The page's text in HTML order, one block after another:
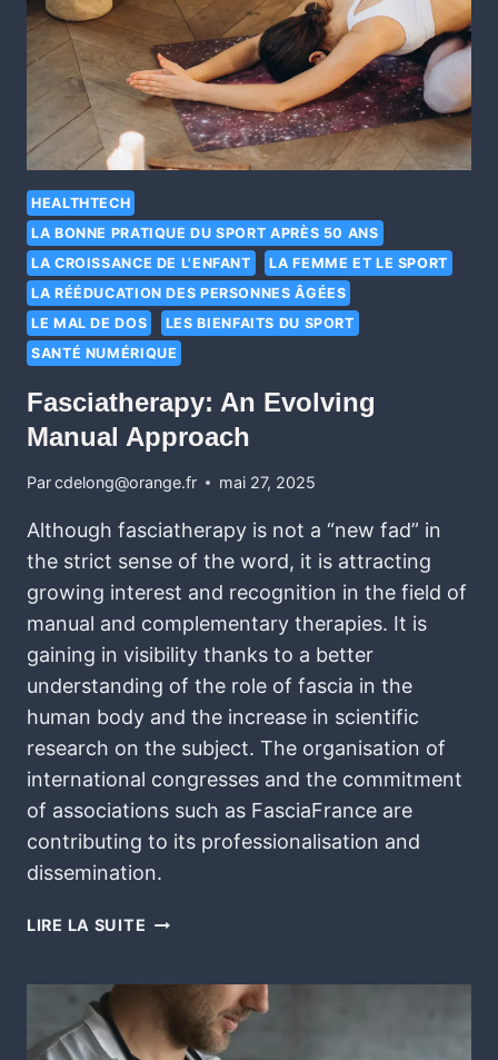
HEALTHTECH
LA BONNE PRATIQUE DU SPORT APRÈS 50 ANS
LA CROISSANCE DE L'ENFANT
LA FEMME ET LE SPORT
LA RÉÉDUCATION DES PERSONNES ÂGÉES
LE MAL DE DOS
LES BIENFAITS DU SPORT
SANTÉ NUMÉRIQUE
Fasciatherapy: An Evolving
Manual Approach
Parcdelong@orange.fr mai 27, 2025
Although fasciatherapy is not a “new fad” in
the strict sense of the word, it is attracting
growing interest and recognition in the field of
manual and complementary therapies. It is
gaining in visibility thanks to a better
understanding of the role of fascia in the
human body and the increase in scientific
research on the subject. The organisation of
international congresses and the commitment
of associations such as FasciaFrance are
contributing to its professionalisation and
dissemination.
LIRE LA SUITE